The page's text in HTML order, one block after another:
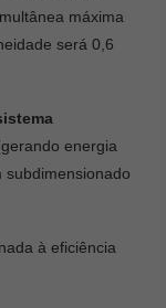
máxima
será 0,6
energia
subdimensionado
à eficiência